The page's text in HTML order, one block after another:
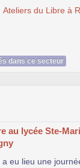
Ateliers du Libre à
dans ce secteur
au lycée Ste-
eu lieu une